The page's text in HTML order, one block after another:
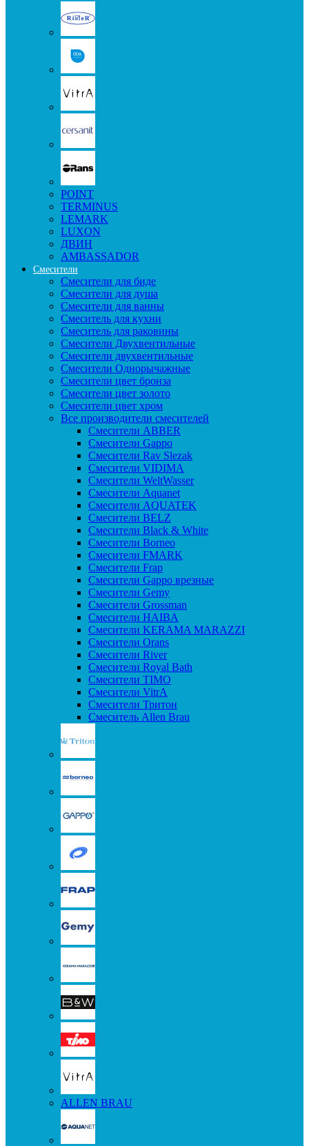
POINT
TERMINUS
LEMARK
LUXON
ДВИН
AMBASSADOR
Смесители
Смесители для биде
Смесители для душа
Смесители для ванны
Смеситель для кухни
Смеситель для раковины
Смесители Двухвентильные
Смесители двухвентильные
Смесители Однорычажные
Смесители цвет бронза
Смесители цвет золото
Смесители цвет хром
Все производители смесителей
Cмесители ABBER
Cмесители Gappo
Cмесители Rav Slezak
Cмесители VIDIMA
Cмесители WeltWasser
Смесители Aquanet
Смесители AQUATEK
Смесители BELZ
Смесители Black & White
Смесители Borneo
Смесители FMARK
Смесители Frap
Смесители Gappo врезные
Смесители Gemy
Смесители Grossman
Смесители HAIBA
Смесители KERAMA MARAZZI
Смесители Orans
Смесители River
Смесители Royal Bath
Смесители TIMO
Смесители VitrA
Смесители Тритон
Смеситель Allen Brau
ALLEN BRAU